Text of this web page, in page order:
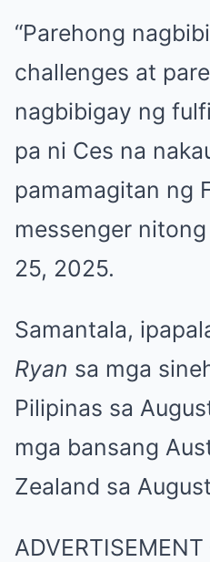
“Parehong
challenges at
nagbibigay ng
pa ni Ces na
pamamagitan ng
messenger
25, 2025.
Samantala,
Ryan sa mga
Pilipinas sa
mga bansang
Zealand sa